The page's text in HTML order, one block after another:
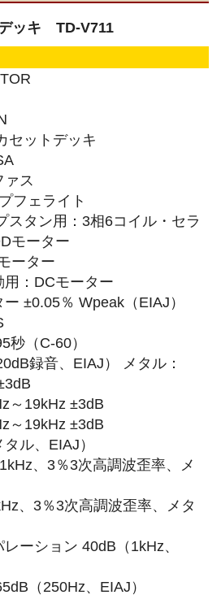
ッキ TD-V711
セットデッキ
ス
フェライト
スタン用：3相6コイル・セラ
モーター
ーター
用：DCモーター
±0.05％ Wpeak（EIAJ）
秒（C-60）
録音、EIAJ） メタル：
～19kHz ±3dB
～19kHz ±3dB
ル、EIAJ）
、3％3次高調波歪率、メ
、3％3次高調波歪率、メタ
ーション 40dB（1kHz、
（250Hz、EIAJ）